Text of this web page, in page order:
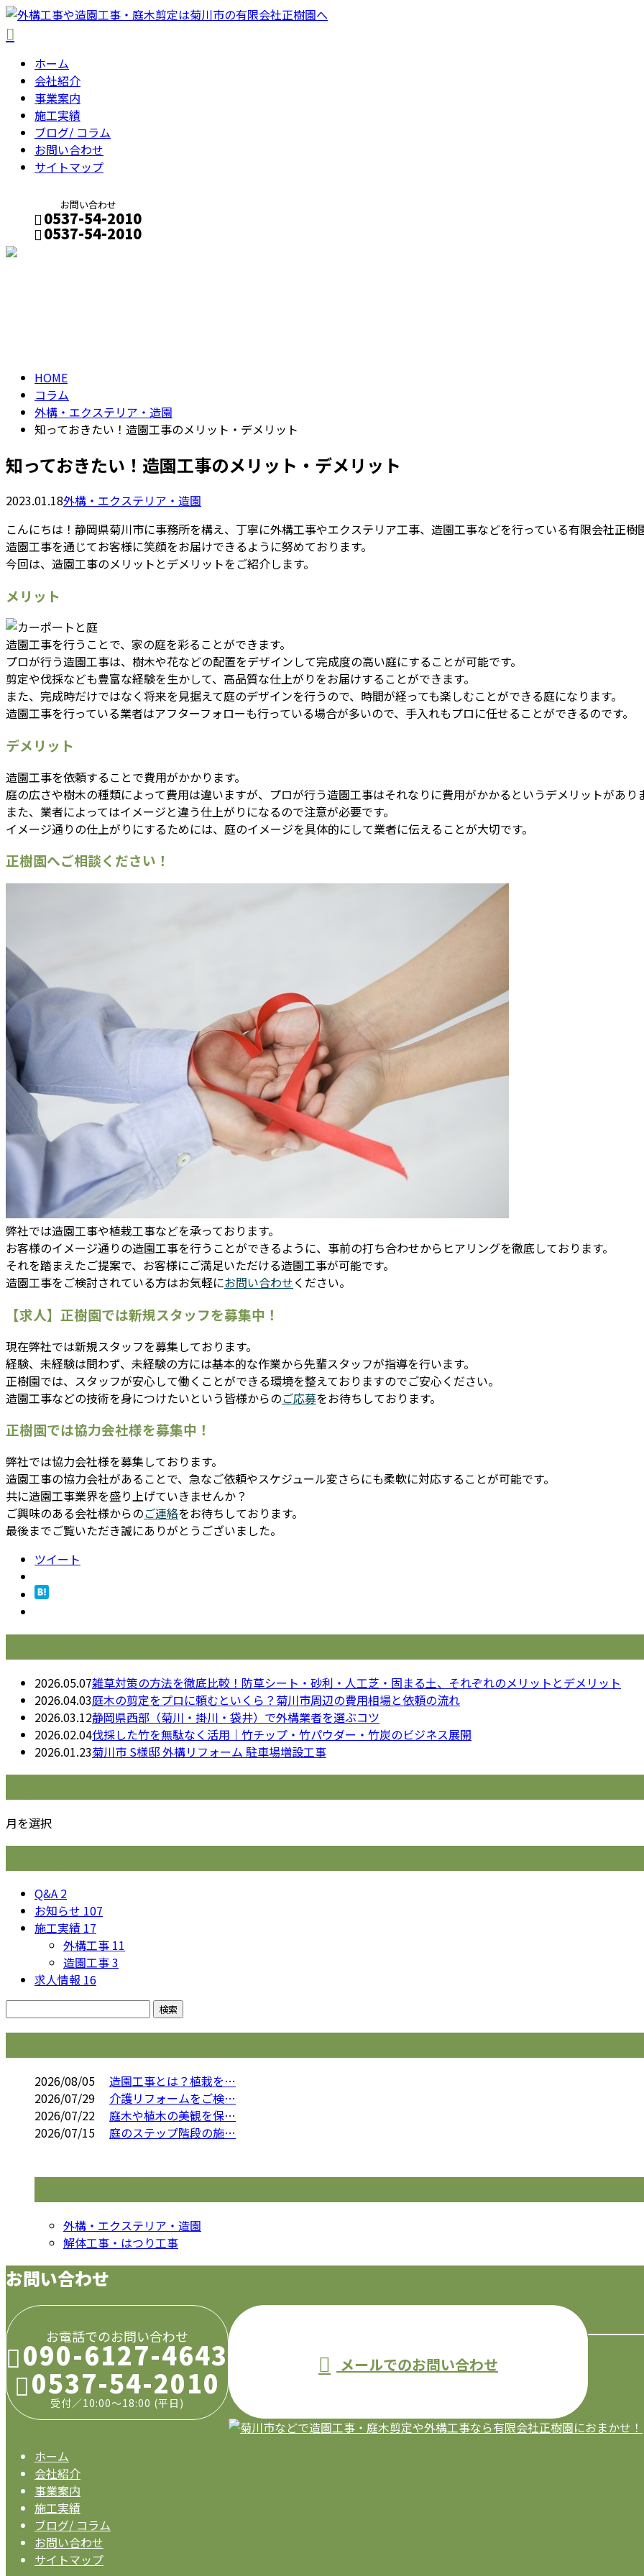
ホーム
会社紹介
事業案内
施工実績
ブログ/ コラム
お問い合わせ
サイトマップ
お問い合わせ
0537-54-2010
0537-54-2010
HOME
コラム
外構・エクステリア・造園
知っておきたい！造園工事のメリット・デメリット
知っておきたい！造園工事のメリット・デメリット
2023.01.18外構・エクステリア・造園
こんにちは！静岡県菊川市に事務所を構え、丁寧に外構工事やエクステリア工事、造園工事などを行っている有限会社正樹
造園工事を通じてお客様に笑顔をお届けできるように努めております。
今回は、造園工事のメリットとデメリットをご紹介します。
メリット
造園工事を行うことで、家の庭を彩ることができます。
プロが行う造園工事は、樹木や花などの配置をデザインして完成度の高い庭にすることが可能です。
剪定や伐採なども豊富な経験を生かして、高品質な仕上がりをお届けすることができます。
また、完成時だけではなく将来を見据えて庭のデザインを行うので、時間が経っても楽しむことができる庭になります。
造園工事を行っている業者はアフターフォローも行っている場合が多いので、手入れもプロに任せることができるのです。
デメリット
造園工事を依頼することで費用がかかります。
庭の広さや樹木の種類によって費用は違いますが、プロが行う造園工事はそれなりに費用がかかるというデメリットがあり
また、業者によってはイメージと違う仕上がりになるので注意が必要です。
イメージ通りの仕上がりにするためには、庭のイメージを具体的にして業者に伝えることが大切です。
正樹園へご相談ください！
弊社では造園工事や植栽工事などを承っております。
お客様のイメージ通りの造園工事を行うことができるように、事前の打ち合わせからヒアリングを徹底しております。
それを踏まえたご提案で、お客様にご満足いただける造園工事が可能です。
造園工事をご検討されている方はお気軽にお問い合わせください。
【求人】正樹園では新規スタッフを募集中！
現在弊社では新規スタッフを募集しております。
経験、未経験は問わず、未経験の方には基本的な作業から先輩スタッフが指導を行います。
正樹園では、スタッフが安心して働くことができる環境を整えておりますのでご安心ください。
造園工事などの技術を身につけたいという皆様からのご応募をお待ちしております。
正樹園では協力会社様を募集中！
弊社では協力会社様を募集しております。
造園工事の協力会社があることで、急なご依頼やスケジュール変さらにも柔軟に対応することが可能です。
共に造園工事業界を盛り上げていきませんか？
ご興味のある会社様からのご連絡をお待ちしております。
最後までご覧いただき誠にありがとうございました。
ツイート
2026.05.07雑草対策の方法を徹底比較！防草シート・砂利・人工芝・固まる土、それぞれのメリットとデメリット
2026.04.03庭木の剪定をプロに頼むといくら？菊川市周辺の費用相場と依頼の流れ
2026.03.12静岡県西部（菊川・掛川・袋井）で外構業者を選ぶコツ
2026.02.04伐採した竹を無駄なく活用｜竹チップ・竹パウダー・竹炭のビジネス展開
2026.01.23菊川市 S様邸 外構リフォーム 駐車場増設工事
月を選択
Q&A 2
お知らせ 107
施工実績 17
外構工事 11
造園工事3
求人情報 16
2026/08/05
造園工事とは？植栽を…
2026/07/29
介護リフォームをご検…
2026/07/22
庭木や植木の美観を保…
2026/07/15
庭のステップ階段の施…
外構・エクステリア・造園
解体工事・はつり工事
お問い合わせ
お電話でのお問い合わせ
090-6127-4643
0537-54-2010
受付／10:00～18:00 (平日)
メールでのお問い合わせ
ホーム
会社紹介
事業案内
施工実績
ブログ/ コラム
お問い合わせ
サイトマップ